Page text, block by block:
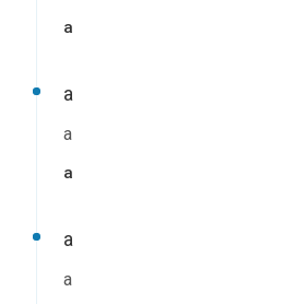
a
a
a
a
a
a